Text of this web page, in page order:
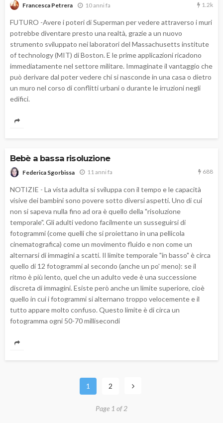
Francesca Petrera 10 anni fa 1.2k
FUTURO -Avere i poteri di Superman per vedere attraverso i muri
potrebbe diventare presto una realtà, grazie a un nuovo
strumento sviluppato nei laboratori del Massachusetts institute
of technology (MIT) di Boston. E le prime applicazioni ricadono
immediatamente nel settore militare. Immaginate il vantaggio che
può derivare dal poter vedere chi si nasconde in una casa o dietro
un muro nel corso di conflitti urbani o durante le irruzioni negli
edifici.
Bebè a bassa risoluzione
Federica Sgorbissa 11 anni fa 688
NOTIZIE - La vista adulta si sviluppa con il tempo e le capacità
visive dei bambini sono povere sotto diversi aspetti. Uno di cui
non si sapeva nulla fino ad ora è quello della "risoluzione
temporale". Gli adulti vedono facilmente un susseguirsi di
fotogrammi (come quelli che si proiettano in una pellicola
cinematografica) come un movimento fluido e non come un
alternarsi di immagini a scatti. Il limite temporale "in basso" è circa
quello di 12 fotogrammi al secondo (anche un po' meno): se il
ritmo è più lento, quel che un adulto vede è una successione
discreta di immagini. Esiste però anche un limite superiore, cioè
quello in cui i fotogrammi si alternano troppo velocemente e il
tutto appare molto confuso. Questo limite è di circa un
fotogramma ogni 50-70 millisecondi
1 2
Page 1 of 2